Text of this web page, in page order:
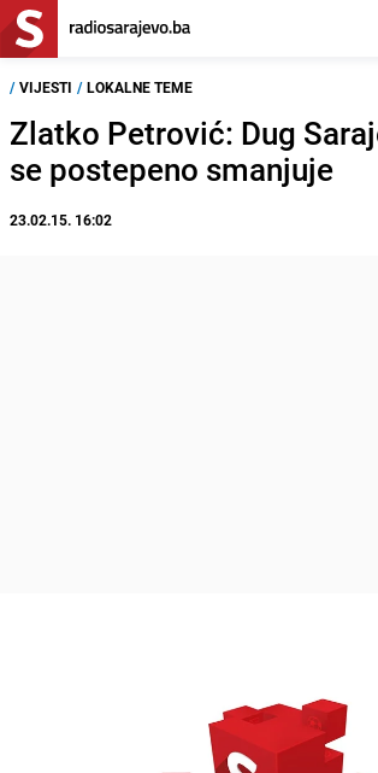
/ VIJESTI / LOKALNE TEME
Zlatko Petrović: Dug
se postepeno smanjuje
23.02.15. 16:02